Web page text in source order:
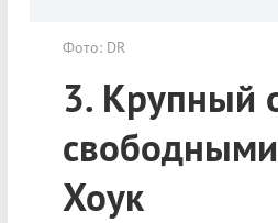
Фото: DR
3. Крупный
Хоук